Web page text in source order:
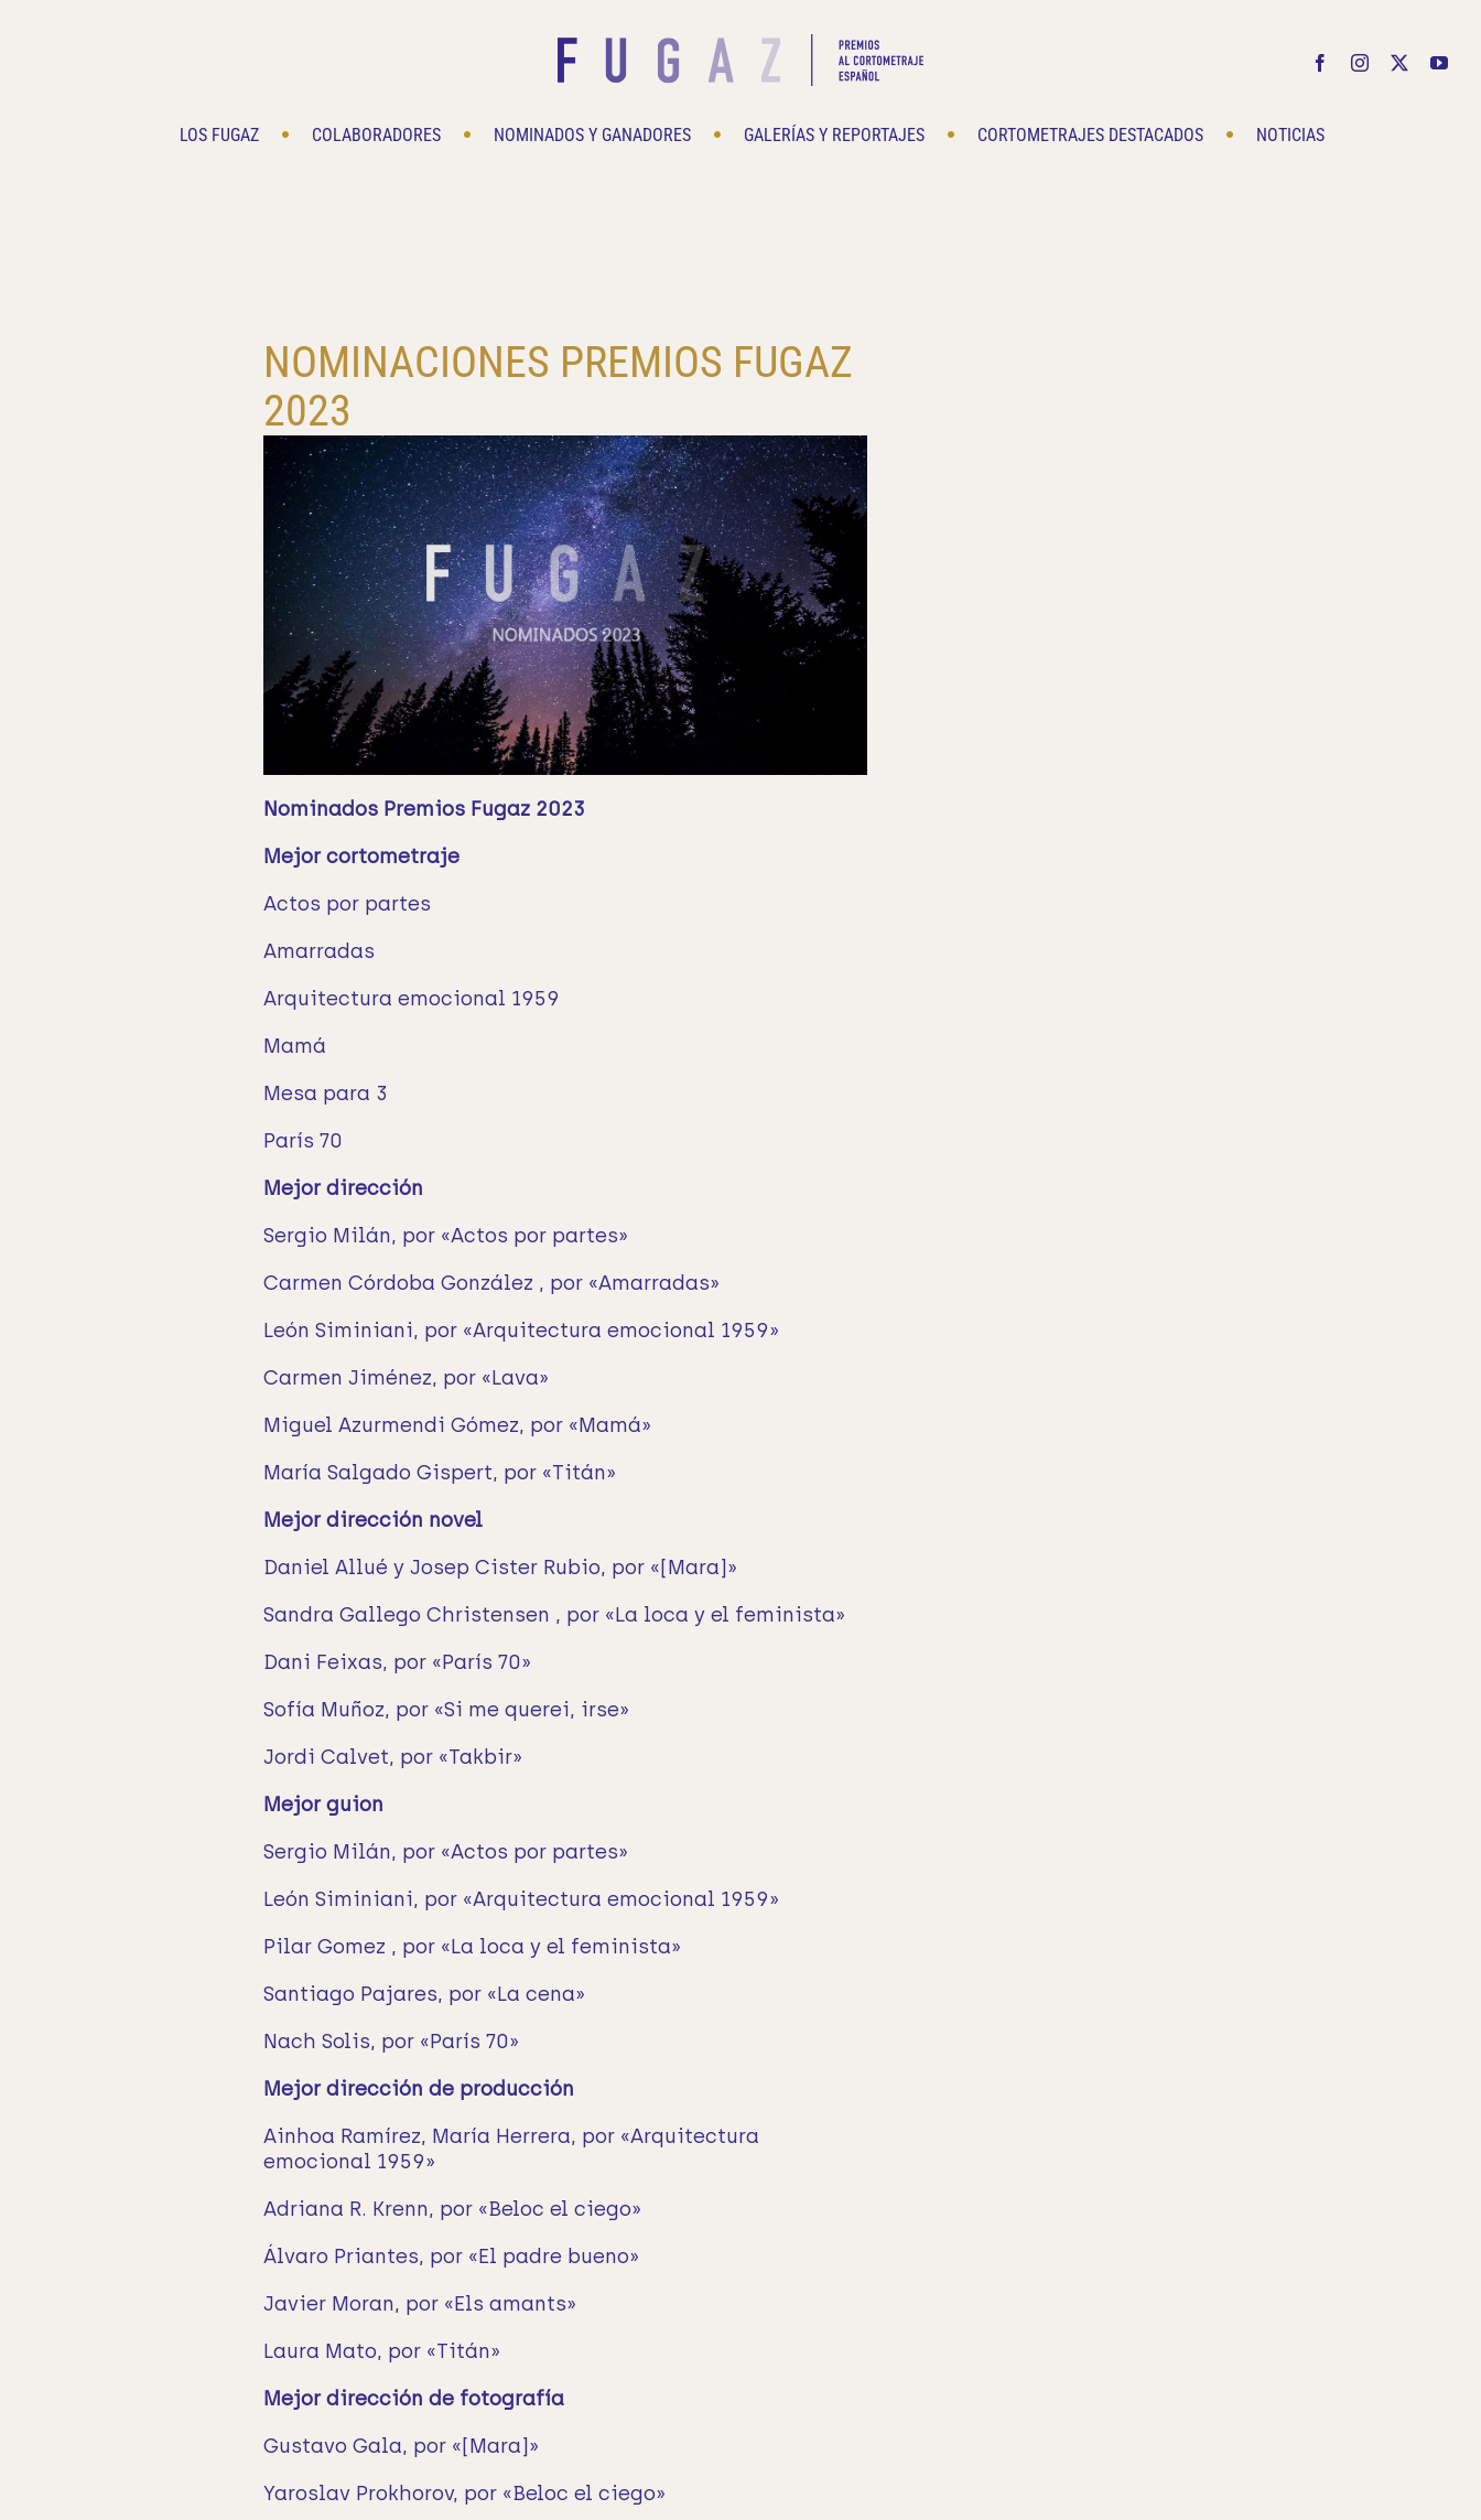
FacebookInstagram
LOS FUGAZ COLABORADORES NOMINADOS Y GANADORES GALERÍAS Y REPORTAJES CORTOMETRAJES DESTACADOS NOTICIAS
NOMINACIONES PREMIOS FUGAZ
2023
Nominados Premios Fugaz 2023
Mejor cortometraje
Actos por partes
Amarradas
Arquitectura emocional 1959
Mamá
Mesa para 3
París 70
Mejor dirección
Sergio Milán, por «Actos por partes»
Carmen Córdoba González , por «Amarradas»
León Siminiani, por «Arquitectura emocional 1959»
Carmen Jiménez, por «Lava»
Miguel Azurmendi Gómez, por «Mamá»
María Salgado Gispert, por «Titán»
Mejor dirección novel
Daniel Allué y Josep Cister Rubio, por «[Mara]»
Sandra Gallego Christensen , por «La loca y el feminista»
Dani Feixas, por «París 70»
Sofía Muñoz, por «Si me querei, irse»
Jordi Calvet, por «Takbir»
Mejor guion
Sergio Milán, por «Actos por partes»
León Siminiani, por «Arquitectura emocional 1959»
Pilar Gomez , por «La loca y el feminista»
Santiago Pajares, por «La cena»
Nach Solis, por «París 70»
Mejor dirección de producción
Ainhoa Ramírez, María Herrera, por «Arquitectura
emocional 1959»
Adriana R. Krenn, por «Beloc el ciego»
Álvaro Priantes, por «El padre bueno»
Javier Moran, por «Els amants»
Laura Mato, por «Titán»
Mejor dirección de fotografía
Gustavo Gala, por «[Mara]»
Yaroslav Prokhorov, por «Beloc el ciego»